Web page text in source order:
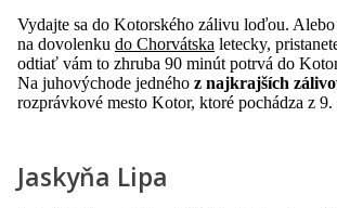
Vydajte sa do Kotorského zálivu loďou. Alebo
na dovolenku do Chorvátska letecky,
odtiať vám to zhruba 90 minút potrvá do
Na juhovýchode jedného z najkrajších
rozprávkové mesto Kotor, ktoré pochádza z 9.
Jaskyňa Lipa